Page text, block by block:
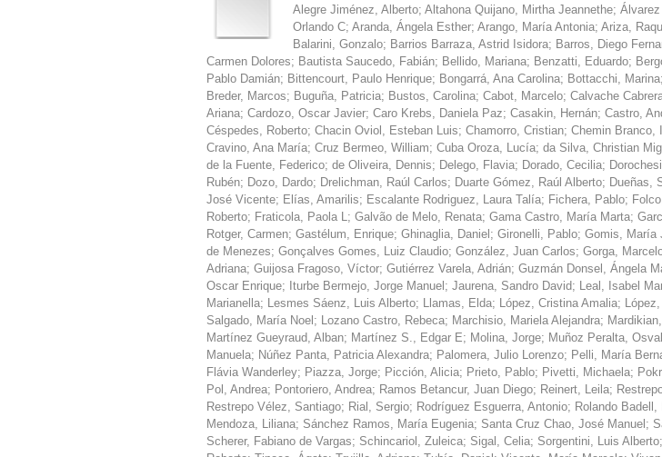
Alegre Jiménez, Alberto; Altahona Quijano, Mirtha Jeannethe;
Orlando C; Aranda, Ángela Esther; Arango, María Antonia; Ariza,
Balarini, Gonzalo; Barrios Barraza, Astrid Isidora; Barros, Diego
Carmen Dolores; Bautista Saucedo, Fabián; Bellido, Mariana; Benzatti, Eduardo;
Pablo Damián; Bittencourt, Paulo Henrique; Bongarrá, Ana Carolina; Bottacchi, Marina;
Breder, Marcos; Buguña, Patricia; Bustos, Carolina; Cabot, Marcelo; Calvache
Ariana; Cardozo, Oscar Javier; Caro Krebs, Daniela Paz; Casakin, Hernán; Castro,
Céspedes, Roberto; Chacin Oviol, Esteban Luis; Chamorro, Cristian; Chemin Branco,
Cravino, Ana María; Cruz Bermeo, William; Cuba Oroza, Lucía; da Silva, Christian
de la Fuente, Federico; de Oliveira, Dennis; Delego, Flavia; Dorado, Cecilia;
Rubén; Dozo, Dardo; Drelichman, Raúl Carlos; Duarte Gómez, Raúl Alberto; Dueñas,
José Vicente; Elías, Amarilis; Escalante Rodriguez, Laura Talía; Fichera, Pablo;
Roberto; Fraticola, Paola L; Galvão de Melo, Renata; Gama Castro, María Marta;
Rotger, Carmen; Gastélum, Enrique; Ghinaglia, Daniel ; Gironelli, Pablo; Gomis, María
de Menezes; Gonçalves Gomes, Luiz Claudio; González, Juan Carlos; Gorga,
Adriana; Guijosa Fragoso, Víctor; Gutiérrez Varela, Adrián; Guzmán Donsel, Ángela
Oscar Enrique; Iturbe Bermejo, Jorge Manuel ; Jaurena, Sandro David; Leal, Isabel
Marianella; Lesmes Sáenz, Luis Alberto; Llamas, Elda; López, Cristina Amalia;
Salgado, María Noel ; Lozano Castro, Rebeca; Marchisio, Mariela Alejandra;
Martínez Gueyraud, Alban; Martínez S., Edgar E; Molina, Jorge; Muñoz Peralta,
Manuela; Núñez Panta, Patricia Alexandra; Palomera, Julio Lorenzo; Pelli, María
Flávia Wanderley; Piazza, Jorge; Picción, Alicia; Prieto, Pablo; Pivetti, Michaela;
Pol, Andrea; Pontoriero, Andrea; Ramos Betancur, Juan Diego; Reinert, Leila;
Restrepo Vélez, Santiago; Rial, Sergio; Rodríguez Esguerra, Antonio; Rolando Badell,
Mendoza, Liliana; Sánchez Ramos, María Eugenia; Santa Cruz Chao, José Manuel ;
Scherer, Fabiano de Vargas; Schincariol, Zuleica; Sigal, Celia; Sorgentini, Luis Alberto;